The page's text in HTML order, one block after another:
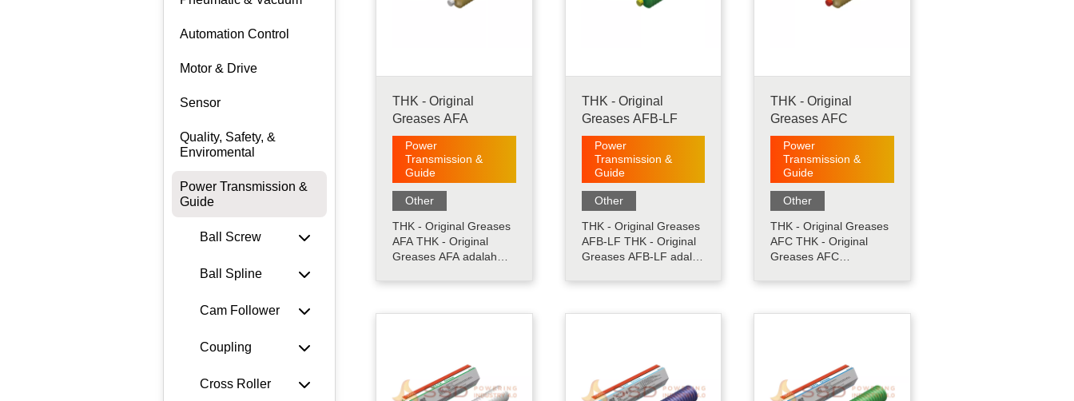
Automation Control
Motor & Drive
Sensor
Quality, Safety, &
Enviromental
Power Transmission &
Guide
Ball Screw
Ball Spline
Cam Follower
Coupling
Cross Roller
THK - Original
Greases AFA
Power
Transmission &
Guide
Other
THK - Original Greases
AFA THK - Original
Greases AFA adalah
dan tahan lama yang
sintetis bermutu tinggi
konsistensi berbasis
urea......
THK - Original
Greases AFB-LF
Power
Transmission &
Guide
Other
THK - Original Greases
AFB-LF THK - Original
Greases AFB-LF adalah
umum yang
mineral olahan sebagai
berbasis lithium. Ini
unggul dalam properti
tekanan ekstrim dan
THK - Original
Greases AFC
Power
Transmission &
Guide
Other
THK - Original Greases
AFC THK - Original
Greases AFC
yang memiliki
fretting yang luar biasa
urea dan aditif khusus
serta oli sintetis
bermutu tinggi sebagai